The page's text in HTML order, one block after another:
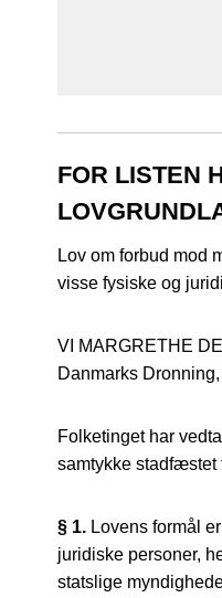
FOR LISTEN
Lov om forbud mod
visse fysiske og
VI MARGRETHE
Danmarks
Folketinget har
samtykke stadfæstet
§ 1. Lovens formål
juridiske personer,
statslige